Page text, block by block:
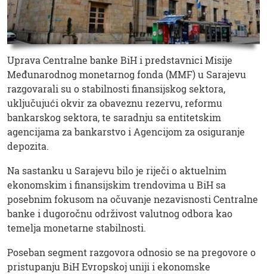
Uprava Centralne banke BiH i predstavnici Misije
Međunarodnog monetarnog fonda (MMF) u Sarajevu
razgovarali su o stabilnosti finansijskog sektora,
uključujući okvir za obaveznu rezervu, reformu
bankarskog sektora, te saradnju sa entitetskim
agencijama za bankarstvo i Agencijom za osiguranje
depozita.
Na sastanku u Sarajevu bilo je riječi o aktuelnim
ekonomskim i finansijskim trendovima u BiH sa
posebnim fokusom na očuvanje nezavisnosti Centralne
banke i dugoročnu održivost valutnog odbora kao
temelja monetarne stabilnosti.
Poseban segment razgovora odnosio se na pregovore o
pristupanju BiH Evropskoj uniji i ekonomske